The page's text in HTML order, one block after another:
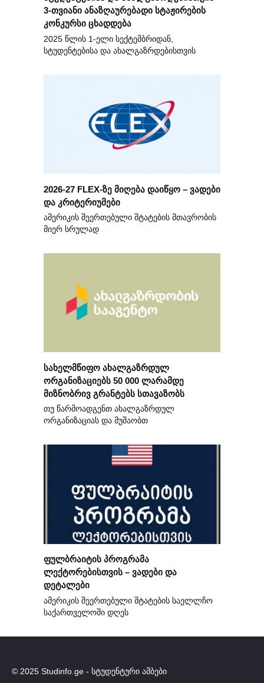
3-თვიანი ანაზღაურებადი სტაჟირების
კონკურსი ცხადდება
2025 წლის 1-ელი სექტემბრიდან,
სტუდენტებისა და ახალგაზრდებისთვის
2026-27 FLEX-ზე მიღება დაიწყო – ვადები
და კრიტერიუმები
ამერიკის შეერთებული შტატების მთავრობის
მიერ სრულად
სახელმწიფო ახალგაზრდულ
ორგანიზაციებს 50 000 ლარამდე
მიზნობრივ გრანტებს სთავაზობს
თუ წარმოადგენთ ახალგაზრდულ
ორგანიზაციას და მუშაობთ
ფულბრაიტის პროგრამა
ლექტორებისთვის – ვადები და
დეტალები
ამერიკის შეერთებული შტატების საელლჩო
საქართველოში დღეს
© 2025 Studinfo.ge - სტუდენტური ამბები